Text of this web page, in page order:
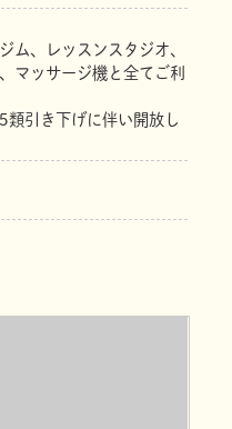
ム、レッスンスタジオ、
マッサージ機と全てご利
類引き下げに伴い開放し